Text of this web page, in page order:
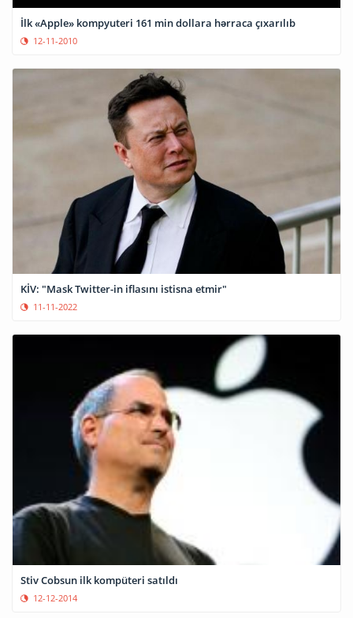
İlk «Apple» kompyuteri 161 min dollara hərraca çıxarılıb
12-11-2010
KİV: "Mask Twitter-in iflasını istisna etmir"
11-11-2022
Stiv Cobsun ilk kompüteri satıldı
12-12-2014